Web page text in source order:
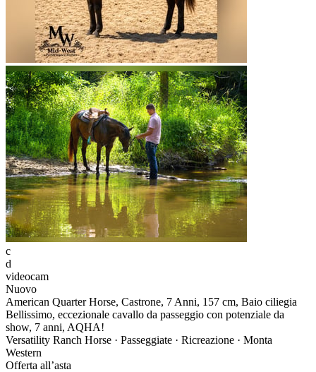
c
d
videocam
Nuovo
American Quarter Horse, Castrone, 7 Anni, 157 cm, Baio ciliegia
Bellissimo, eccezionale cavallo da passeggio con potenziale da
show, 7 anni, AQHA!
Versatility Ranch Horse · Passeggiate · Ricreazione · Monta
Western
Offerta all’asta